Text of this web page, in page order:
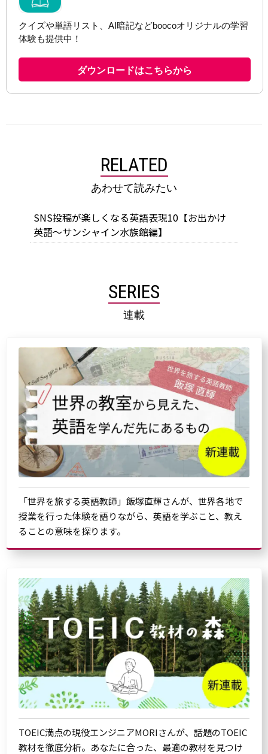
RELATED
あわせて読みたい
SNS投稿が楽しくなる英語表現10【お出かけ
英語～サンシャイン水族館編】
SERIES
連載
「世界を旅する英語教師」飯塚直輝さんが、世界各地で
授業を行った体験を語りながら、英語を学ぶこと、教え
ることの意味を探ります。
TOEIC満点の現役エンジニアMORIさんが、話題のTOEIC
教材を徹底分析。あなたに合った、最適の教材を見つけ